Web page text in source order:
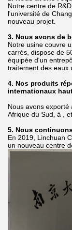
Notre centre de
l'université de
nouveau projet.
3. Nous avons de
Notre usine couvre
carrés, dispose de
équipée d'un
traitement des eaux
4. Nos produits
internationaux
Nous avons exporté
Afrique du Sud, à ,
5. Nous
En 2019, Linchuan
un nouveau centre